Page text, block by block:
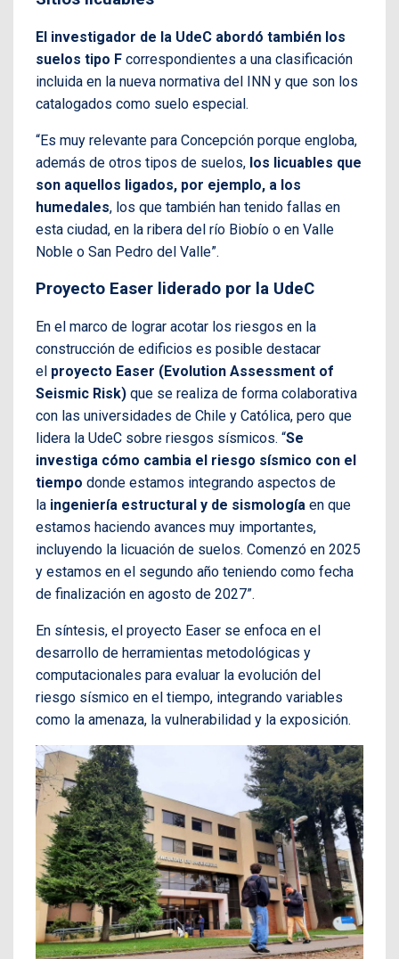
El investigador de la UdeC abordó también los
suelos tipo F correspondientes a una clasificación
incluida en la nueva normativa del INN y que son los
catalogados como suelo especial.
“Es muy relevante para Concepción porque engloba,
además de otros tipos de suelos, los licuables que
son aquellos ligados, por ejemplo, a los
humedales, los que también han tenido fallas en
esta ciudad, en la ribera del río Biobío o en Valle
Noble o San Pedro del Valle”.
Proyecto Easer liderado por la UdeC
En el marco de lograr acotar los riesgos en la
construcción de edificios es posible destacar
el proyecto Easer (Evolution Assessment of
Seismic Risk) que se realiza de forma colaborativa
con las universidades de Chile y Católica, pero que
lidera la UdeC sobre riesgos sísmicos. “Se
investiga cómo cambia el riesgo sísmico con el
tiempo donde estamos integrando aspectos de
la ingeniería estructural y de sismología en que
estamos haciendo avances muy importantes,
incluyendo la licuación de suelos. Comenzó en 2025
y estamos en el segundo año teniendo como fecha
de finalización en agosto de 2027”.
En síntesis, el proyecto Easer se enfoca en el
desarrollo de herramientas metodológicas y
computacionales para evaluar la evolución del
riesgo sísmico en el tiempo, integrando variables
como la amenaza, la vulnerabilidad y la exposición.